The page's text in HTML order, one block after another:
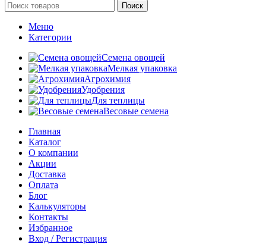
Поиск
Меню
Категории
Семена овощей
Мелкая упаковка
Агрохимия
Удобрения
Для теплицы
Весовые семена
Главная
Каталог
О компании
Акции
Доставка
Оплата
Блог
Калькуляторы
Контакты
Избранное
Вход / Регистрация